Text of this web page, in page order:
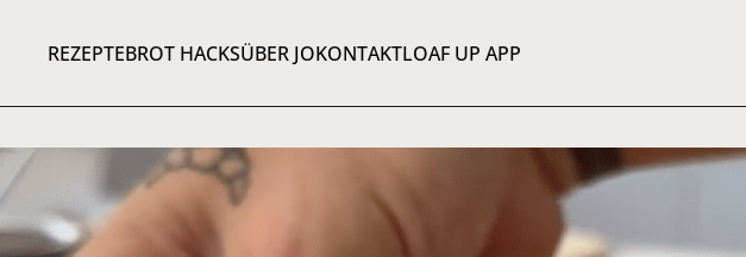
REZEPTEBROT HACKSÜBER JOKONTAKTLOAF UP APP